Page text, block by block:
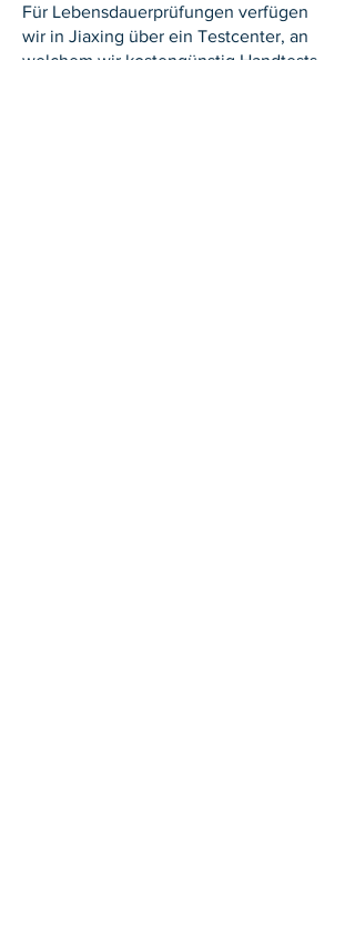
Für Lebensdauerprüfungen verfügen
wir in Jiaxing über ein Testcenter, an
welchem wir kostengünstig Handtests